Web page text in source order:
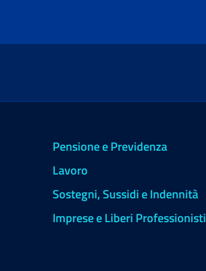
Pensione e Previdenza
Lavoro
Sostegni, Sussidi e Indennità
Imprese e Liberi Professionisti